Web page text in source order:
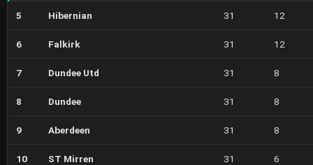
5 Hibernian 31 12
6 Falkirk 31 12
7 Dundee Utd 31 8
8 Dundee 31 8
9 Aberdeen 31 8
10 ST Mirren 31 6